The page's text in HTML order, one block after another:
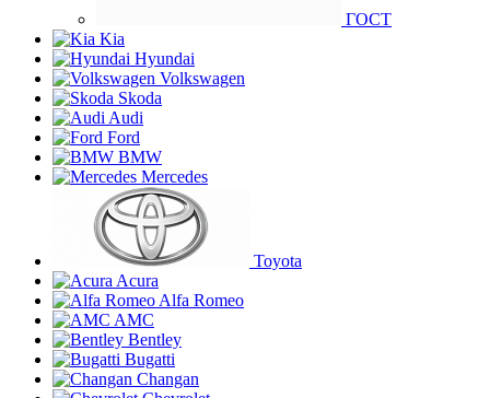
ГОСТ
Kia
Hyundai
Volkswagen
Skoda
Audi
Ford
BMW
Mercedes
Toyota
Acura
Alfa Romeo
AMC
Bentley
Bugatti
Changan